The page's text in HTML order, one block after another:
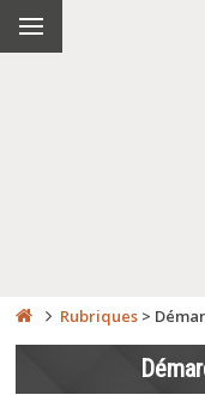
Rubriques >